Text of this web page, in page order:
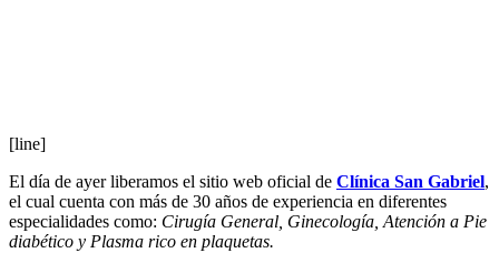
[line]
El día de ayer liberamos el sitio web oficial de Clínica San Gabriel,
el cual cuenta con más de 30 años de experiencia en diferentes
especialidades como: Cirugía General, Ginecología, Atención a Pie
diabético y Plasma rico en plaquetas.